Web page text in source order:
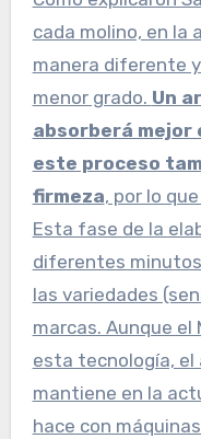
cada molino, en la
manera diferente
menor grado. Un
absorberá mejor
este proceso
firmeza, por lo
Esta fase de la
diferentes
las variedades
marcas. Aunque el
esta tecnología, el
mantiene en la
hace con